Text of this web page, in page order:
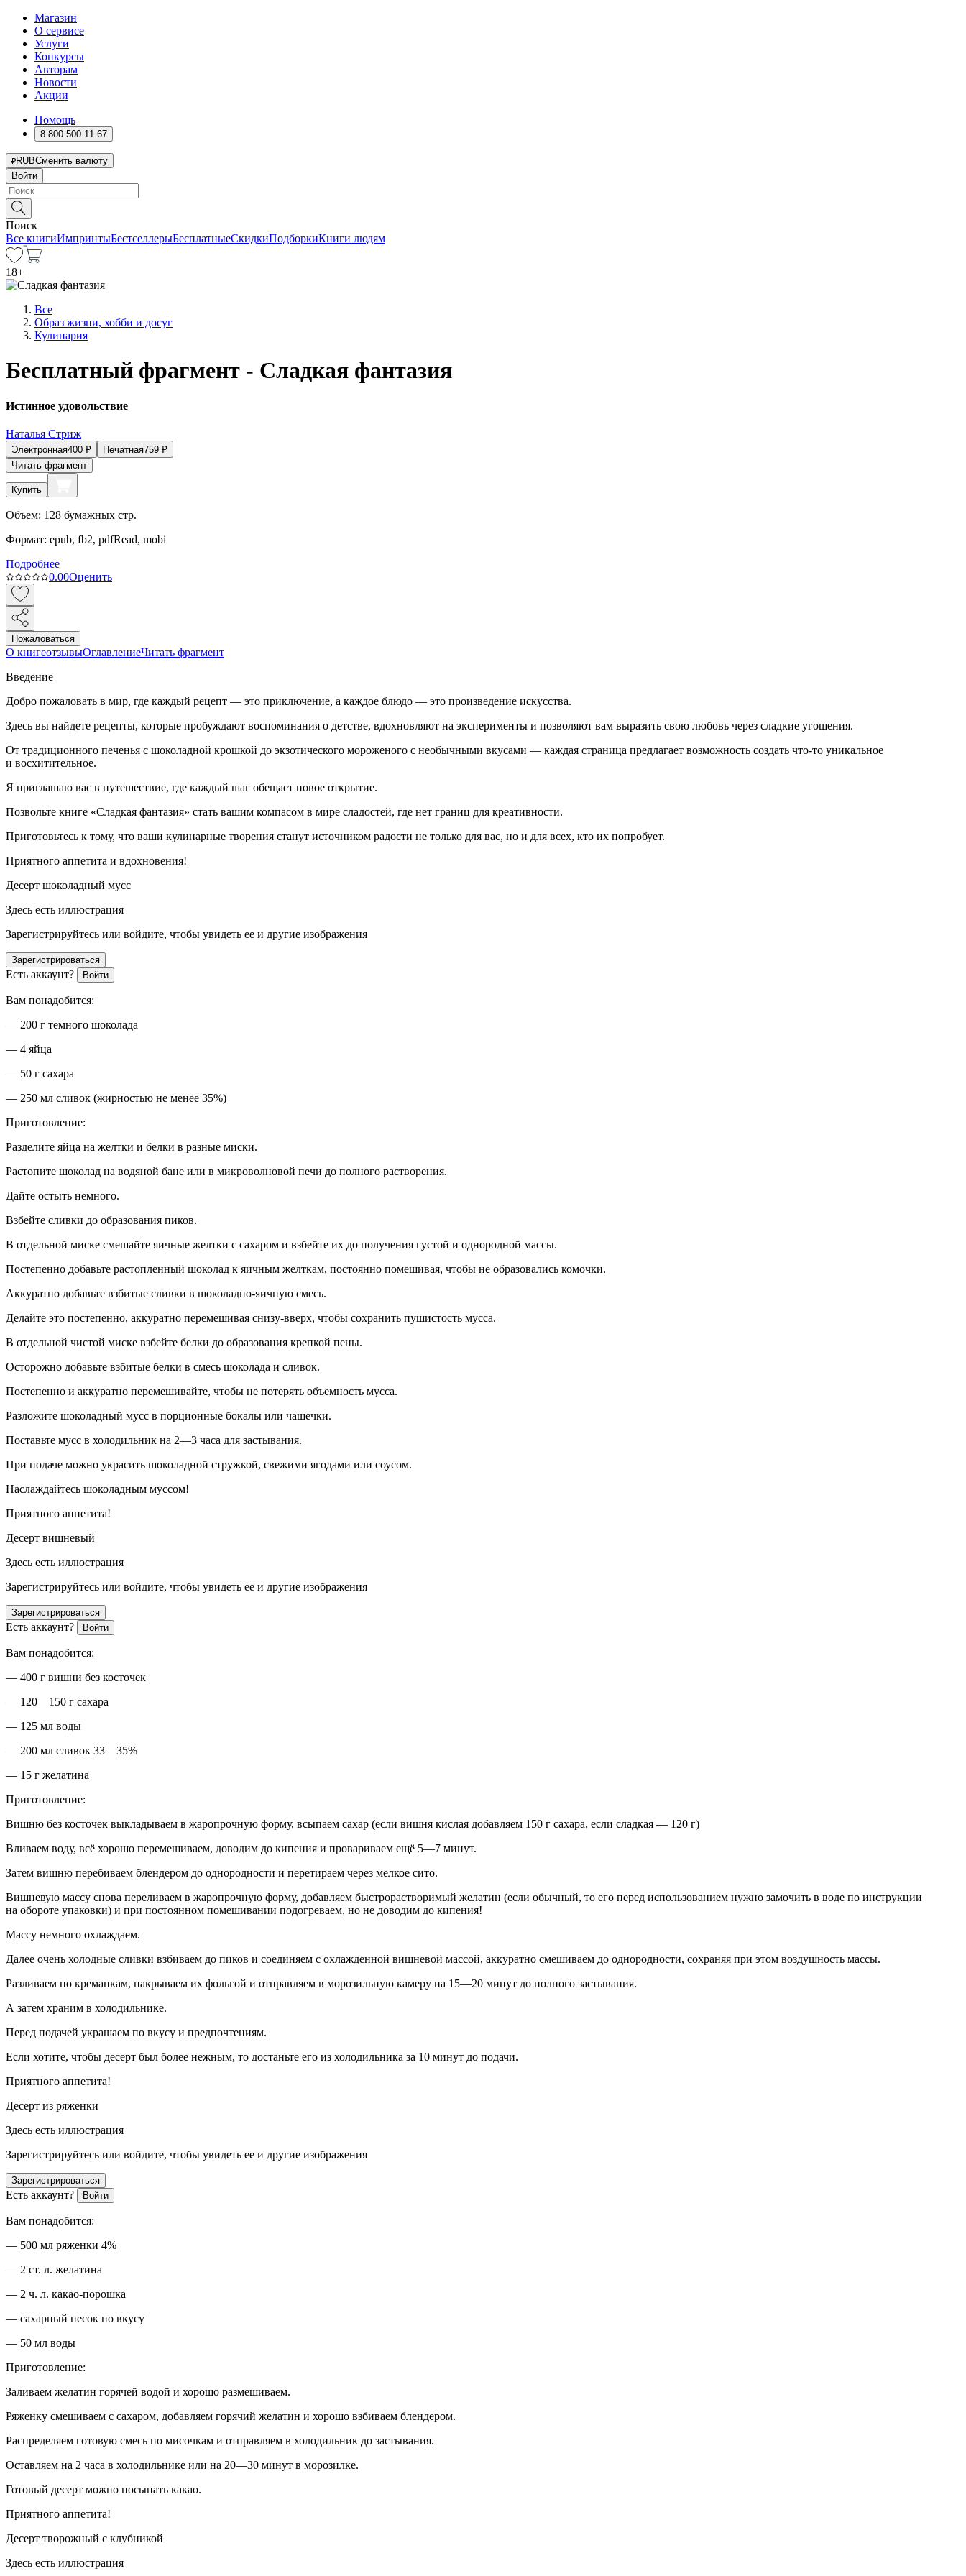
Магазин
О сервисе
Услуги
Конкурсы
Авторам
Новости
Акции
Помощь
8 800 500 11 67
RUBСменить валюту
Войти
Поиск
Все книгиИмпринтыБестселлерыБесплатныеСкидкиПодборкиКниги людям
18+
Все
Образ жизни, хобби и досуг
Кулинария
Бесплатный фрагмент - Сладкая фантазия
Истинное удовольствие
Наталья Стриж
Электронная400 ₽ Печатная759 ₽
Читать фрагмент
Купить
Объем: 128 бумажных стр.
Формат: epub, fb2, pdfRead, mobi
Подробнее
0.00Оценить
Пожаловаться
О книгеотзывыОглавлениеЧитать фрагмент
Введение
Добро пожаловать в мир, где каждый рецепт — это приключение, а каждое блюдо — это произведение искусства.
Здесь вы найдете рецепты, которые пробуждают воспоминания о детстве, вдохновляют на эксперименты и позволяют вам выразить свою любовь через сладкие угощения.
От традиционного печенья с шоколадной крошкой до экзотического мороженого с необычными вкусами — каждая страница предлагает возможность создать что-то уникальное
и восхитительное.
Я приглашаю вас в путешествие, где каждый шаг обещает новое открытие.
Позвольте книге «Сладкая фантазия» стать вашим компасом в мире сладостей, где нет границ для креативности.
Приготовьтесь к тому, что ваши кулинарные творения станут источником радости не только для вас, но и для всех, кто их попробует.
Приятного аппетита и вдохновения!
Десерт шоколадный мусс
Здесь есть иллюстрация
Зарегистрируйтесь или войдите, чтобы увидеть ее и другие изображения
Зарегистрироваться
Есть аккаунт? Войти
Вам понадобится:
— 200 г темного шоколада
— 4 яйца
— 50 г сахара
— 250 мл сливок (жирностью не менее 35%)
Приготовление:
Разделите яйца на желтки и белки в разные миски.
Растопите шоколад на водяной бане или в микроволновой печи до полного растворения.
Дайте остыть немного.
Взбейте сливки до образования пиков.
В отдельной миске смешайте яичные желтки с сахаром и взбейте их до получения густой и однородной массы.
Постепенно добавьте растопленный шоколад к яичным желткам, постоянно помешивая, чтобы не образовались комочки.
Аккуратно добавьте взбитые сливки в шоколадно-яичную смесь.
Делайте это постепенно, аккуратно перемешивая снизу-вверх, чтобы сохранить пушистость мусса.
В отдельной чистой миске взбейте белки до образования крепкой пены.
Осторожно добавьте взбитые белки в смесь шоколада и сливок.
Постепенно и аккуратно перемешивайте, чтобы не потерять объемность мусса.
Разложите шоколадный мусс в порционные бокалы или чашечки.
Поставьте мусс в холодильник на 2—3 часа для застывания.
При подаче можно украсить шоколадной стружкой, свежими ягодами или соусом.
Наслаждайтесь шоколадным муссом!
Приятного аппетита!
Десерт вишневый
Здесь есть иллюстрация
Зарегистрируйтесь или войдите, чтобы увидеть ее и другие изображения
Зарегистрироваться
Есть аккаунт? Войти
Вам понадобится:
— 400 г вишни без косточек
— 120—150 г сахара
— 125 мл воды
— 200 мл сливок 33—35%
— 15 г желатина
Приготовление:
Вишню без косточек выкладываем в жаропрочную форму, всыпаем сахар (если вишня кислая добавляем 150 г сахара, если сладкая — 120 г)
Вливаем воду, всё хорошо перемешиваем, доводим до кипения и провариваем ещё 5—7 минут.
Затем вишню перебиваем блендером до однородности и перетираем через мелкое сито.
Вишневую массу снова переливаем в жаропрочную форму, добавляем быстрорастворимый желатин (если обычный, то его перед использованием нужно замочить в воде по инструкции
на обороте упаковки) и при постоянном помешивании подогреваем, но не доводим до кипения!
Массу немного охлаждаем.
Далее очень холодные сливки взбиваем до пиков и соединяем с охлажденной вишневой массой, аккуратно смешиваем до однородности, сохраняя при этом воздушность массы.
Разливаем по креманкам, накрываем их фольгой и отправляем в морозильную камеру на 15—20 минут до полного застывания.
А затем храним в холодильнике.
Перед подачей украшаем по вкусу и предпочтениям.
Если хотите, чтобы десерт был более нежным, то достаньте его из холодильника за 10 минут до подачи.
Приятного аппетита!
Десерт из ряженки
Здесь есть иллюстрация
Зарегистрируйтесь или войдите, чтобы увидеть ее и другие изображения
Зарегистрироваться
Есть аккаунт? Войти
Вам понадобится:
— 500 мл ряженки 4%
— 2 ст. л. желатина
— 2 ч. л. какао-порошка
— сахарный песок по вкусу
— 50 мл воды
Приготовление:
Заливаем желатин горячей водой и хорошо размешиваем.
Ряженку смешиваем с сахаром, добавляем горячий желатин и хорошо взбиваем блендером.
Распределяем готовую смесь по мисочкам и отправляем в холодильник до застывания.
Оставляем на 2 часа в холодильнике или на 20—30 минут в морозилке.
Готовый десерт можно посыпать какао.
Приятного аппетита!
Десерт творожный с клубникой
Здесь есть иллюстрация